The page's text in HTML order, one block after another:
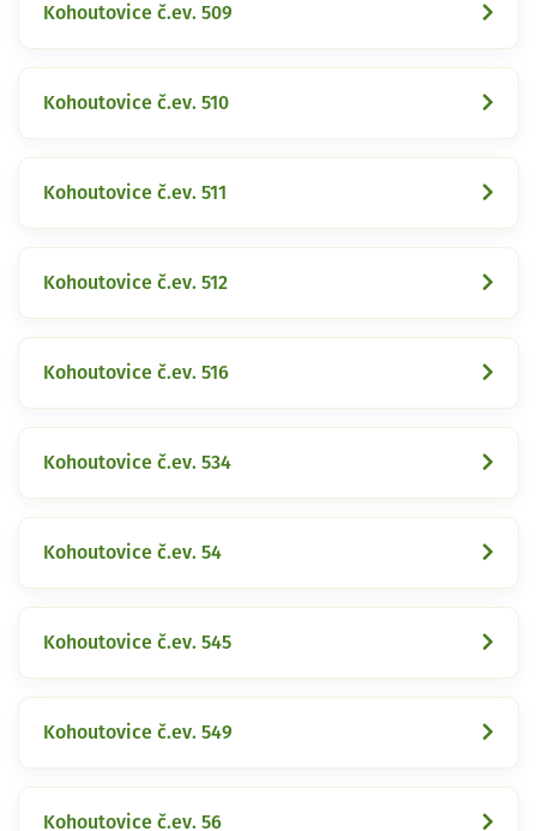
Kohoutovice č.ev. 509
Kohoutovice č.ev. 510
Kohoutovice č.ev. 511
Kohoutovice č.ev. 512
Kohoutovice č.ev. 516
Kohoutovice č.ev. 534
Kohoutovice č.ev. 54
Kohoutovice č.ev. 545
Kohoutovice č.ev. 549
Kohoutovice č.ev. 56